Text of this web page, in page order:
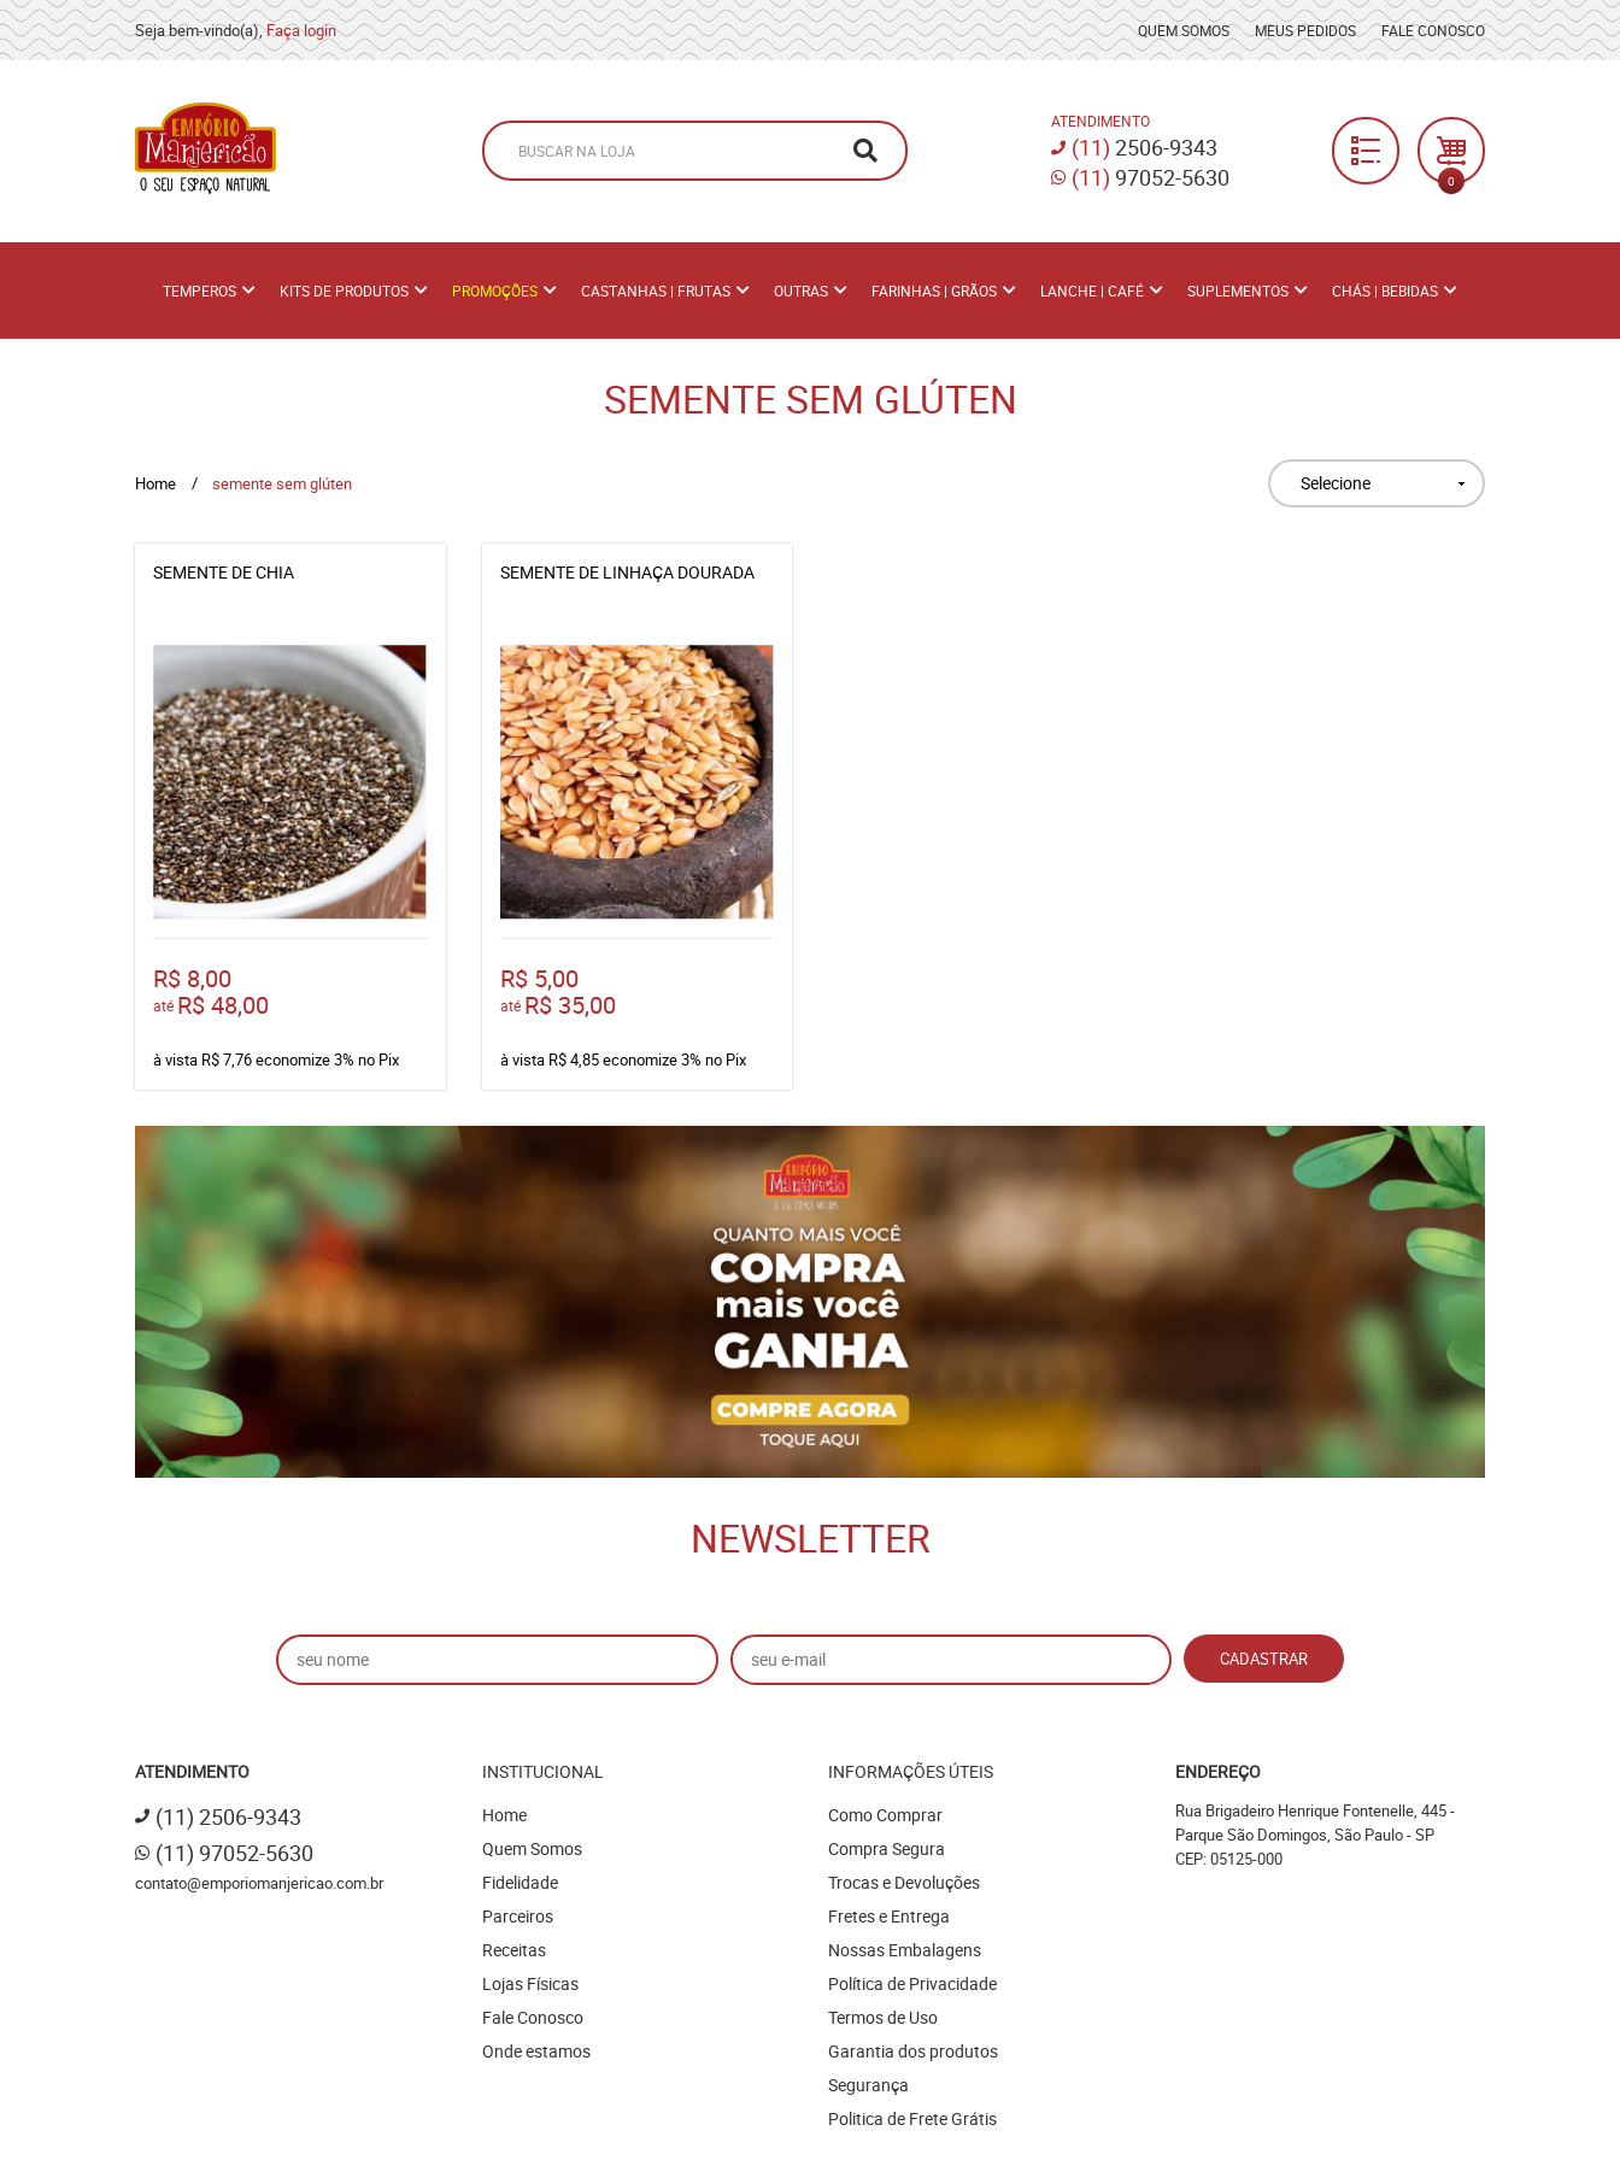
Seja bem-vindo(a),Faça login QUEM SOMOS MEUS PEDIDOS FALE CONOSCO
ATENDIMENTO
(11) 2506-9343
(11) 97052-5630 0
TEMPEROS KITS DE PRODUTOS PROMOÇÕES CASTANHAS | FRUTAS OUTRAS FARINHAS | GRÃOS LANCHE | CAFÉ SUPLEMENTOS CHÁS | BEBIDAS
SEMENTE SEM GLÚTEN
Home semente sem glúten Selecione
SEMENTE DE CHIA
R$ 8,00
até R$ 48,00
à vista R$ 7,76economize3% no Pix
SEMENTE DE LINHAÇA DOURADA
R$ 5,00
até R$ 35,00
à vista R$ 4,85economize3% no Pix
NEWSLETTER
CADASTRAR
ATENDIMENTO
(11) 2506-9343
(11) 97052-5630
contato@emporiomanjericao.com.br
INSTITUCIONAL
Home
Quem Somos
Fidelidade
Parceiros
Receitas
Lojas Físicas
Fale Conosco
Onde estamos
INFORMAÇÕES ÚTEIS
Como Comprar
Compra Segura
Trocas e Devoluções
Fretes e Entrega
Nossas Embalagens
Política de Privacidade
Termos de Uso
Garantia dos produtos
Segurança
Politica de Frete Grátis
ENDEREÇO
Rua Brigadeiro Henrique Fontenelle, 445-
Parque São Domingos, São Paulo-SP
CEP: 05125-000